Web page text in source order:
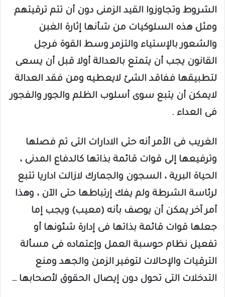
الشروط وتجاوزوا القيد الزمنى دون أن تتم ترقيتهم
ومثل هذه السلوكيات من شأنها إثارة الغبن
والشعور بالإستياء والتزمر وسط القوة فرجل
القانون يجب أن يتمتع بالعدالة أولا قبل أن يسعى
لتطبيقها ففاقد الشئ لايعطيه ومن فقد العدالة
لايمكن أن يتبع سوى أسلوب الظلم والجور والفجور
فى العداء .
الغريب فى الأمر أنه حتى الادارات التى تم فصلها
وترفيعها إلى قوات قائمة بذاتها كالدفاع المدنى ،
الحياة البرية ، السجون والجمارك لازالت اداريا تتبع
لرئاسة الشرطة ولم يفك إرتباطها حتى الآن ، وهذا
أمر آخر يمكن أن يوصف بأنه (معيب) ويجب إما
جعلها قوات قائمة بذاتها فى إدارة شئونها أو
تفعيل نظام حوسبة العمل وإعتماده فى مسألة
الترقيات والإحالات لتوفير الزمن والجهد ومنع
التدخلات التى تحول دون إيصال الحقوق لأصحابها …